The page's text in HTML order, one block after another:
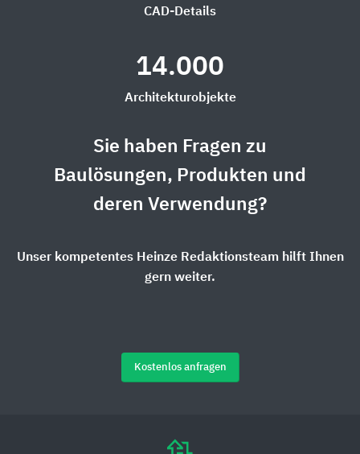
CAD-Details
14.000
Architekturobjekte
Sie haben Fragen zu
Baulösungen, Produkten und
deren Verwendung?
Unser kompetentes Heinze Redaktionsteam hilft Ihnen
gern weiter.
Kostenlos anfragen